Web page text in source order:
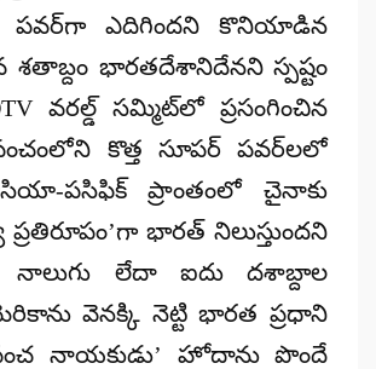
పవర్​గా ఎదిగిందని కొనియాడిన
భారతదేశానిదేనని స్పష్టం
వరల్డ్ సమ్మిట్​లో ప్రసంగించిన
కొత్త సూపర్ పవర్​లలో
పసిఫిక్ ప్రాంతంలో చైనాకు
ప్రతిరూపం’గా భారత్ నిలుస్తుందని
నాలుగు లేదా ఐదు దశాబ్దాల
వెనక్కి నెట్టి భారత ప్రధాని
నాయకుడు’ హోదాను పొందే